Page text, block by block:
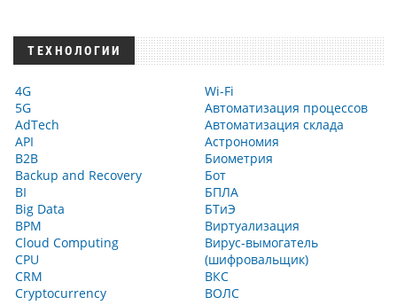
ТЕХНОЛОГИИ
4G
5G
AdTech
API
B2B
Backup and Recovery
BI
Big Data
BPM
Cloud Computing
CPU
CRM
Cryptocurrency
Wi-Fi
Автоматизация процессов
Автоматизация склада
Астрономия
Биометрия
Бот
БПЛА
БТиЭ
Виртуализация
Вирус-вымогатель
(шифровальщик)
ВКС
ВОЛС